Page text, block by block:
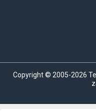
Copyright © 2005-2026